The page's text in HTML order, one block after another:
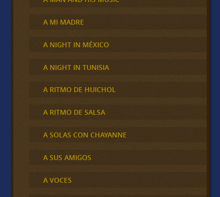
A MI MADRE
A NIGHT IN MÉXICO
A NIGHT IN TUNISIA
A RITMO DE HUICHOL
A RITMO DE SALSA
A SOLAS CON CHAYANNE
A SUS AMIGOS
A VOCES